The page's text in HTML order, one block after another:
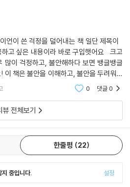
언이 쓴 걱정을 덜어내는 책 일단 제목이
싶은 내용이라 바로 구입햇어요 크고
많이 걱정하고, 불안해하다 보면 뱅글뱅글
해지는 법, 자신감 기르는 법을 알려 줍니
0 댓글0
뷰 전체보기
한줄평 22
지 중입니다. 설정